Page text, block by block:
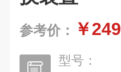
参考价： ￥249
型号：